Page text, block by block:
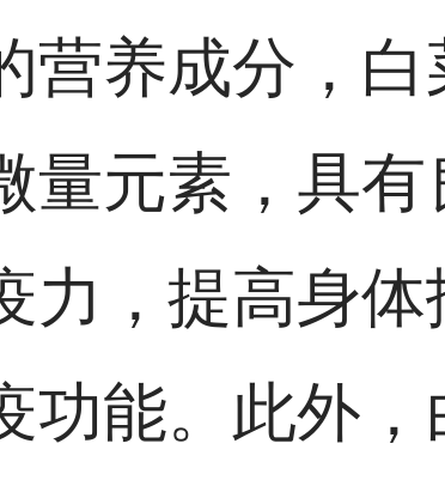
营养成分，
量元素，具
力，提高身
功能。此外